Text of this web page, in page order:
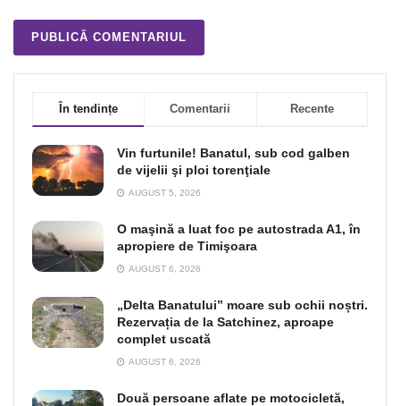
În tendințe Comentarii Recente
Vin furtunile! Banatul, sub cod galben
de vijelii şi ploi torenţiale
AUGUST 5, 2026
O maşină a luat foc pe autostrada A1, în
apropiere de Timişoara
AUGUST 6, 2026
„Delta Banatului” moare sub ochii noștri.
Rezervația de la Satchinez, aproape
complet uscată
AUGUST 6, 2026
Două persoane aflate pe motocicletă,